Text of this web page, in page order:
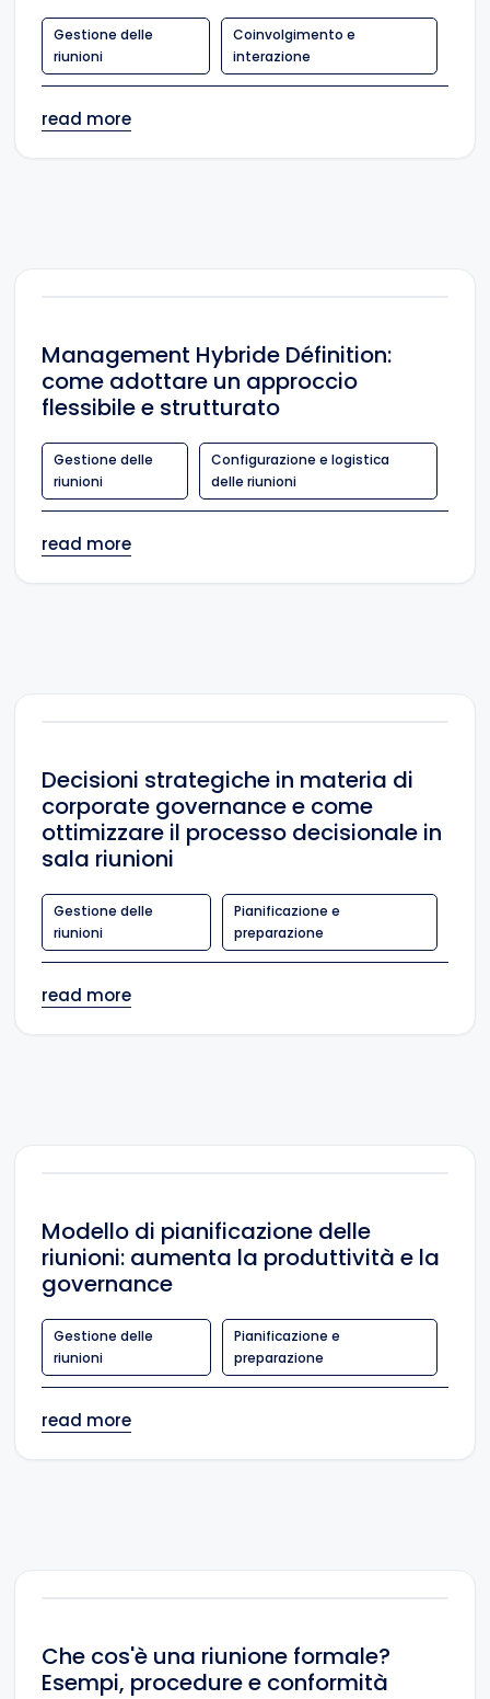
Gestione delle
riunioni
Coinvolgimento e
interazione
read more
Management Hybride Définition:
come adottare un approccio
flessibile e strutturato
Gestione delle
riunioni
Configurazione e logistica
delle riunioni
read more
Decisioni strategiche in materia di
corporate governance e come
ottimizzare il processo decisionale in
sala riunioni
Gestione delle
riunioni
Pianificazione e
preparazione
read more
Modello di pianificazione delle
riunioni: aumenta la produttività e la
governance
Gestione delle
riunioni
Pianificazione e
preparazione
read more
Che cos'è una riunione formale?
Esempi, procedure e conformità